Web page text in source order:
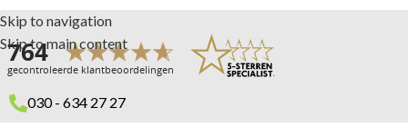
Skip to navigation
Skip to main content
030 - 634 27 27